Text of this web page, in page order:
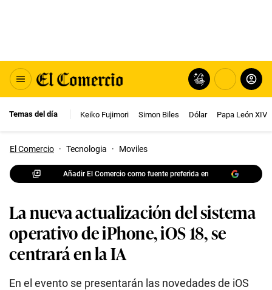
Temas del día Keiko Fujimori Simon Biles Dólar Papa León XIV
El Comercio · Tecnologia · Moviles
Añadir El Comercio como fuente preferida en
La nueva actualización del sistema
operativo de iPhone, iOS 18, se
centrará en la IA
En el evento se presentarán las novedades de iOS